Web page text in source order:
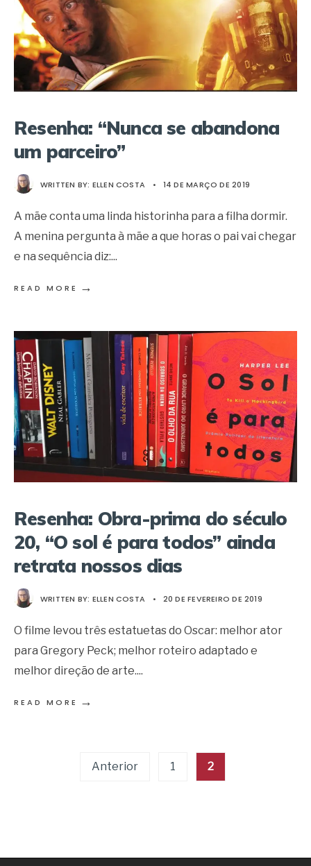
Resenha: “Nunca se abandona
um parceiro”
WRITTEN BY: ELLEN COSTA • 14 DE MARÇO DE 2019
A mãe conta uma linda historinha para a filha dormir.
A menina pergunta à mãe a que horas o pai vai chegar
e na sequência diz:...
READ MORE →
Resenha: Obra-prima do século
20, “O sol é para todos” ainda
retrata nossos dias
WRITTEN BY: ELLEN COSTA • 20 DE FEVEREIRO DE 2019
O filme levou três estatuetas do Oscar: melhor ator
para Gregory Peck; melhor roteiro adaptado e
melhor direção de arte....
READ MORE →
Paginação
Anterior 1 2